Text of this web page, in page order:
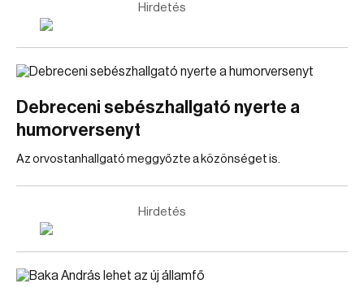
Hirdetés
Debreceni sebészhallgató nyerte a
humorversenyt
Az orvostanhallgató meggyőzte a közönséget is.
Hirdetés